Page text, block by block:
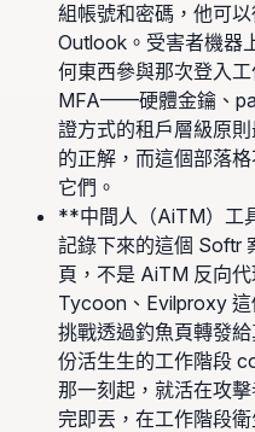
組帳號和密碼，他可
Outlook。受害者機
何東西參與那次登入
MFA——硬體金鑰、
證方式的租戶層級原
的正解，而這個部落
它們。
**中間人（AiTM）工
記錄下來的這個 Softr
頁，不是 AiTM 反向
Tycoon、Evilproxy
挑戰透過釣魚頁轉發
份活生生的工作階段
那一刻起，就活在攻
完即丟，在工作階段